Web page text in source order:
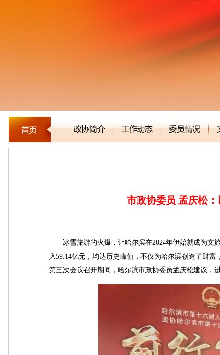
市政协委员 孟庆松
冰雪旅游的火爆，让哈尔滨在2024年伊始就成为文旅
入59.14亿元，均达历史峰值，不仅为哈尔滨创造了财
第三次会议召开期间，哈尔滨市政协委员孟庆松建议，